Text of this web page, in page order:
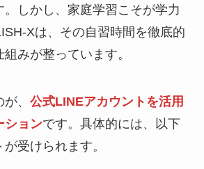
。しかし、家庭学習こそが学力
Xは、その自習時間を徹底的
みが整っています。
、 公式LINEアカウントを活用
ションです。具体的には、以下
受けられます。